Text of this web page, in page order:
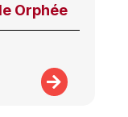
Orphée